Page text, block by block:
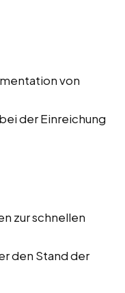
von
der Einreichung
zur schnellen
den Stand der